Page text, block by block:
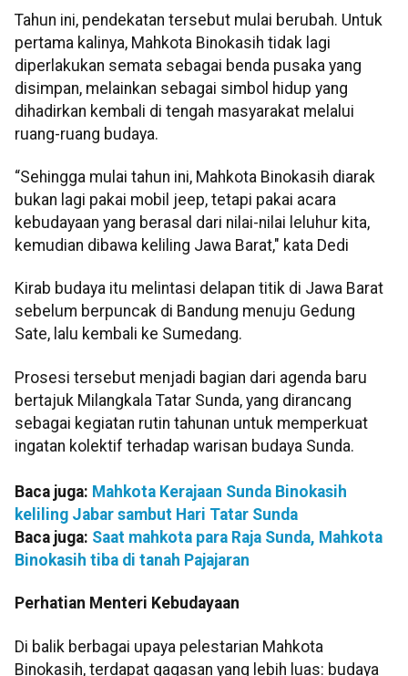
Tahun ini, pendekatan tersebut mulai berubah. Untuk
pertama kalinya, Mahkota Binokasih tidak lagi
diperlakukan semata sebagai benda pusaka yang
disimpan, melainkan sebagai simbol hidup yang
dihadirkan kembali di tengah masyarakat melalui
ruang-ruang budaya.
“Sehingga mulai tahun ini, Mahkota Binokasih diarak
bukan lagi pakai mobil jeep, tetapi pakai acara
kebudayaan yang berasal dari nilai-nilai leluhur kita,
kemudian dibawa keliling Jawa Barat," kata Dedi
Kirab budaya itu melintasi delapan titik di Jawa Barat
sebelum berpuncak di Bandung menuju Gedung
Sate, lalu kembali ke Sumedang.
Prosesi tersebut menjadi bagian dari agenda baru
bertajuk Milangkala Tatar Sunda, yang dirancang
sebagai kegiatan rutin tahunan untuk memperkuat
ingatan kolektif terhadap warisan budaya Sunda.
Baca juga: Mahkota Kerajaan Sunda Binokasih
keliling Jabar sambut Hari Tatar Sunda
Baca juga: Saat mahkota para Raja Sunda, Mahkota
Binokasih tiba di tanah Pajajaran
Perhatian Menteri Kebudayaan
Di balik berbagai upaya pelestarian Mahkota
Binokasih, terdapat gagasan yang lebih luas: budaya